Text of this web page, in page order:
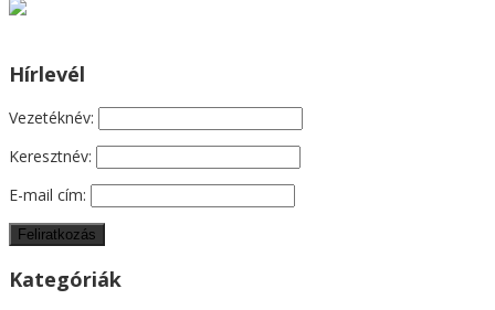
Hírlevél
Vezetéknév:
Keresztnév:
E-mail cím:
Kategóriák